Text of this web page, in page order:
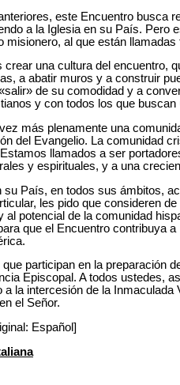
este Encuentro busca
a la Iglesia en su País. Pero
misionero, al que están
crear una cultura del encuentro,
a abatir muros y a construir
de su comodidad y a
y con todos los que buscan
más plenamente una
del Evangelio. La comunidad
llamados a ser
y espirituales, y a una
su País, en todos sus ámbitos,
les pido que consideren
al potencial de la comunidad
que el Encuentro contribuya
participan en la preparación
Episcopal. A todos ustedes,
a la intercesión de la
el Señor.
Español]